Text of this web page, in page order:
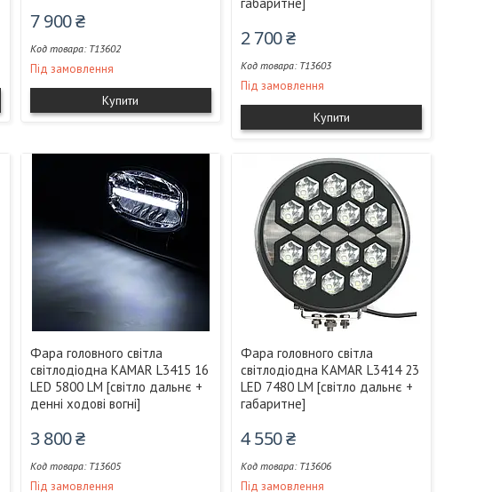
7 900 ₴
T13602
Під замовлення
Купити
2 700 ₴
T13603
Під замовлення
Купити
Фара головного світла
світлодіодна KAMAR L3415 16
LED 5800 LM [світло дальнє +
денні ходові вогні]
3 800 ₴
T13605
Під замовлення
Фара головного світла
світлодіодна KAMAR L3414 23
LED 7480 LM [світло дальнє +
габаритне]
4 550 ₴
T13606
Під замовлення